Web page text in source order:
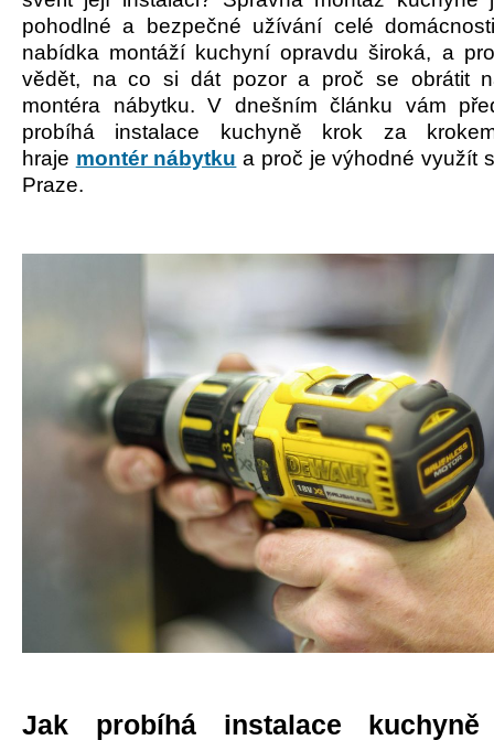
pohodlné a bezpečné užívání celé
nabídka montáží kuchyní opravdu široká, a
vědět, na co si dát pozor a proč se obrátit
montéra nábytku. V dnešním článku vám
probíhá instalace kuchyně krok za
hraje montér nábytku a proč je výhodné využít
Praze.
Jak probíhá instalace